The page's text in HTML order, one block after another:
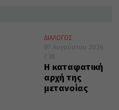
ΔΙΑΛΟΓΟΣ
07 Αυγούστου 2026
7:38
Η καταφατική
αρχή της
μετανοίας